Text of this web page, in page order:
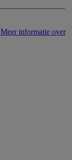
Meer informatie over